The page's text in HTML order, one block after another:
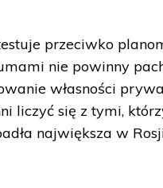
przeciwko
nie powinny
własności
liczyć się z tymi,
największa w